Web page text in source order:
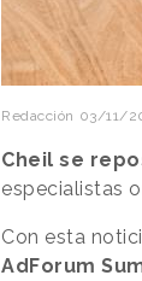
Redacción 03/11/
Cheil se
especialistas
Con esta
AdForum